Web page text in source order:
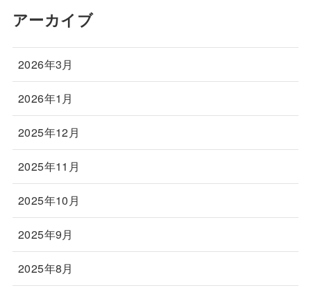
アーカイブ
2026年3月
2026年1月
2025年12月
2025年11月
2025年10月
2025年9月
2025年8月